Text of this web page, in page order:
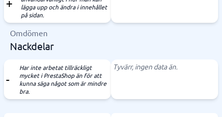
lägga upp och ändra i innehållet
på sidan.
Omdömen
Nackdelar
Har inte arbetat tillräckligt
mycket i PrestaShop än för att
kunna säga något som är mindre
bra.
Tyvärr, ingen data än.